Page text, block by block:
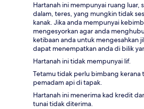
Hartanah ini mempunyai ruang luar,
dalam, teres, yang mungkin tidak
kanak. Jika anda mempunyai
mengesyorkan agar anda
ketibaan anda untuk mengesahkan
dapat menempatkan anda di bilik
Hartanah ini tidak mempunyai lif.
Tetamu tidak perlu bimbang kerana
pemadam api di tapak.
Hartanah ini menerima kad kredit
tunai tidak diterima.